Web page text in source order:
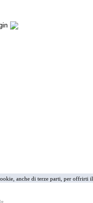
anche di terze parti, per